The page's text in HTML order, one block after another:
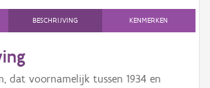
BESCHRIJVING KENMERKEN
dat voornamelijk tussen 1934 en